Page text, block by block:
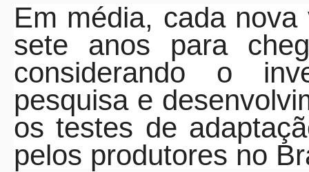
Em média, cada
sete anos para
considerando o
pesquisa e
os testes de
pelos produtores no